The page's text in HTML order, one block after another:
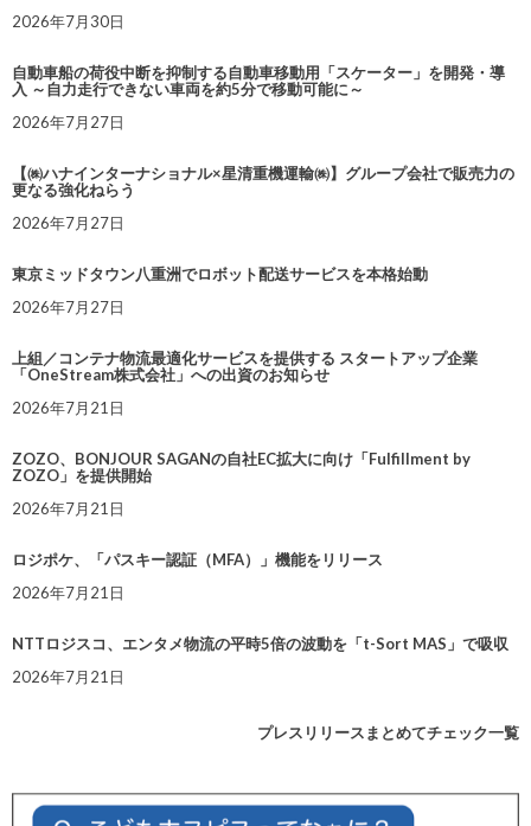
2026年7月30日
自動車船の荷役中断を抑制する自動車移動用「スケーター」を開発・導
入 ～自力走行できない車両を約5分で移動可能に～
2026年7月27日
【㈱ハナインターナショナル×星清重機運輸㈱】グループ会社で販売力の
更なる強化ねらう
2026年7月27日
東京ミッドタウン八重洲でロボット配送サービスを本格始動
2026年7月27日
上組／コンテナ物流最適化サービスを提供する スタートアップ企業
「OneStream株式会社」への出資のお知らせ
2026年7月21日
ZOZO、BONJOUR SAGANの自社EC拡大に向け「Fulfillment by
ZOZO」を提供開始
2026年7月21日
ロジポケ、「パスキー認証（MFA）」機能をリリース
2026年7月21日
NTTロジスコ、エンタメ物流の平時5倍の波動を「t-Sort MAS」で吸収
2026年7月21日
プレスリリースまとめてチェック一覧